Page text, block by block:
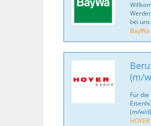
bei
BayWa
(m/
Für die
(m/w/